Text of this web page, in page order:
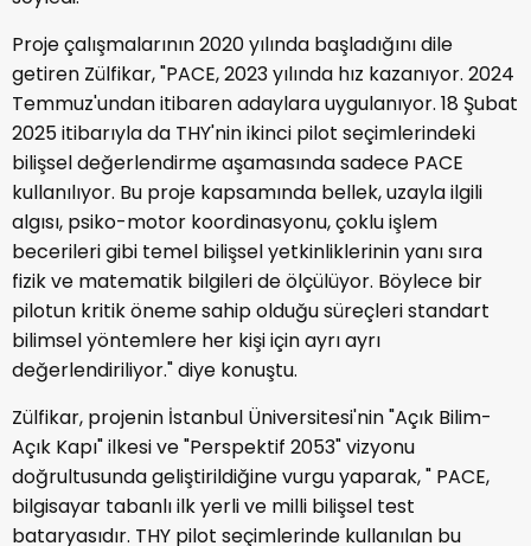
Proje çalışmalarının 2020 yılında başladığını dile
getiren Zülfikar, "PACE, 2023 yılında hız kazanıyor. 2024
Temmuz'undan itibaren adaylara uygulanıyor. 18 Şubat
2025 itibarıyla da THY'nin ikinci pilot seçimlerindeki
bilişsel değerlendirme aşamasında sadece PACE
kullanılıyor. Bu proje kapsamında bellek, uzayla ilgili
algısı, psiko-motor koordinasyonu, çoklu işlem
becerileri gibi temel bilişsel yetkinliklerinin yanı sıra
fizik ve matematik bilgileri de ölçülüyor. Böylece bir
pilotun kritik öneme sahip olduğu süreçleri standart
bilimsel yöntemlere her kişi için ayrı ayrı
değerlendiriliyor." diye konuştu.
Zülfikar, projenin İstanbul Üniversitesi'nin "Açık Bilim-
Açık Kapı" ilkesi ve "Perspektif 2053" vizyonu
doğrultusunda geliştirildiğine vurgu yaparak, " PACE,
bilgisayar tabanlı ilk yerli ve milli bilişsel test
bataryasıdır. THY pilot seçimlerinde kullanılan bu